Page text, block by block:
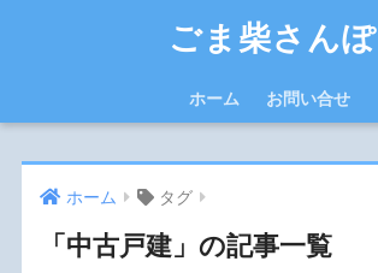
ごま柴さんぽ
ホーム お問い合せ
ホーム タグ
「中古戸建」の記事一覧